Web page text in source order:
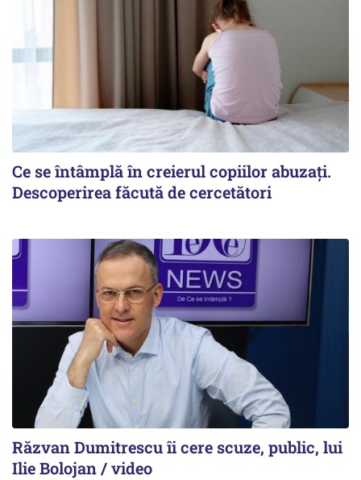
Ce se întâmplă în creierul copiilor abuzați.
Descoperirea făcută de cercetători
Răzvan Dumitrescu îi cere scuze, public, lui
Ilie Bolojan / video